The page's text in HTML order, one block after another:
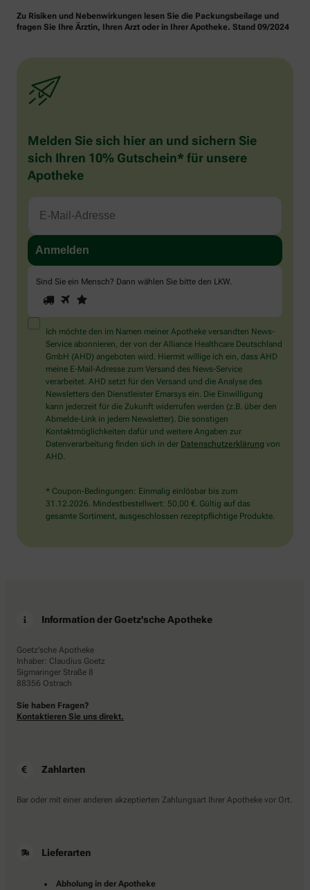
Zu Risiken und Nebenwirkungen lesen Sie die Packungsbeilage und
fragen Sie Ihre Ärztin, Ihren Arzt oder in Ihrer Apotheke. Stand 09/2024
Melden Sie sich hier an und sichern Sie
sich Ihren 10% Gutschein* für unsere
Apotheke
Sind Sie ein Mensch? Dann wählen Sie bitte den LKW.
Sind
Sie
ein
Mensch?
Dann
wählen
Sie
bitte
den
LKW.
1 2
Ich möchte den im Namen meiner Apotheke versandten News-
Service abonnieren, der von der Alliance Healthcare Deutschland
GmbH (AHD) angeboten wird. Hiermit willige ich ein, dass AHD
meine E-Mail-Adresse zum Versand des News-Service
verarbeitet. AHD setzt für den Versand und die Analyse des
Newsletters den Dienstleister Emarsys ein. Die Einwilligung
kann jederzeit für die Zukunft widerrufen werden (z.B. über den
Abmelde-Link in jedem Newsletter). Die sonstigen
Kontaktmöglichkeiten dafür und weitere Angaben zur
Datenverarbeitung finden sich in der Datenschutzerklärung von
AHD.
* Coupon-Bedingungen: Einmalig einlösbar bis zum
31.12.2026. Mindestbestellwert: 50,00 €. Gültig auf das
gesamte Sortiment, ausgeschlossen rezeptpflichtige Produkte.
Information der Goetz'sche Apotheke
Goetz'sche Apotheke
Inhaber: Claudius Goetz
Sigmaringer Straße 8
88356 Ostrach
Sie haben Fragen?
Kontaktieren Sie uns direkt.
Zahlarten
Bar oder mit einer anderen akzeptierten Zahlungsart Ihrer Apotheke vor Ort.
Lieferarten
Abholung in der Apotheke